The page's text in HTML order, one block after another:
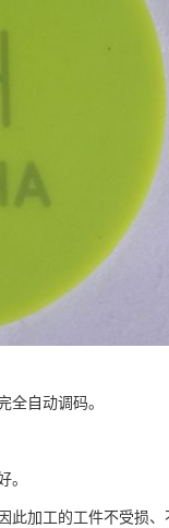
全自动调码。
。
加工的工件不受损